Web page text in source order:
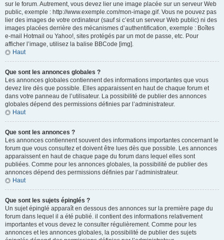
sur le forum. Autrement, vous devez lier une image placée sur un serveur Web
public, exemple : http://www.exemple.com/mon-image.gif. Vous ne pouvez pas
lier des images de votre ordinateur (sauf si c’est un serveur Web public) ni des
images placées derrière des mécanismes d’authentification, exemple : Boîtes
e-mail Hotmail ou Yahoo!, sites protégés par un mot de passe, etc. Pour
afficher l’image, utilisez la balise BBCode [img].
Haut
Que sont les annonces globales ?
Les annonces globales contiennent des informations importantes que vous
devez lire dès que possible. Elles apparaissent en haut de chaque forum et
dans votre panneau de l’utilisateur. La possibilité de publier des annonces
globales dépend des permissions définies par l’administrateur.
Haut
Que sont les annonces ?
Les annonces contiennent souvent des informations importantes concernant le
forum que vous consultez et doivent être lues dès que possible. Les annonces
apparaissent en haut de chaque page du forum dans lequel elles sont
publiées. Comme pour les annonces globales, la possibilité de publier des
annonces dépend des permissions définies par l’administrateur.
Haut
Que sont les sujets épinglés ?
Un sujet épinglé apparaît en dessous des annonces sur la première page du
forum dans lequel il a été publié. il contient des informations relativement
importantes et vous devez le consulter régulièrement. Comme pour les
annonces et les annonces globales, la possibilité de publier des sujets